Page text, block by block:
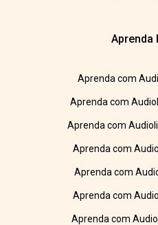
Aprenda
Aprenda com
Aprenda com
Aprenda com
Aprenda com
Aprenda com
Aprenda com
Aprenda com